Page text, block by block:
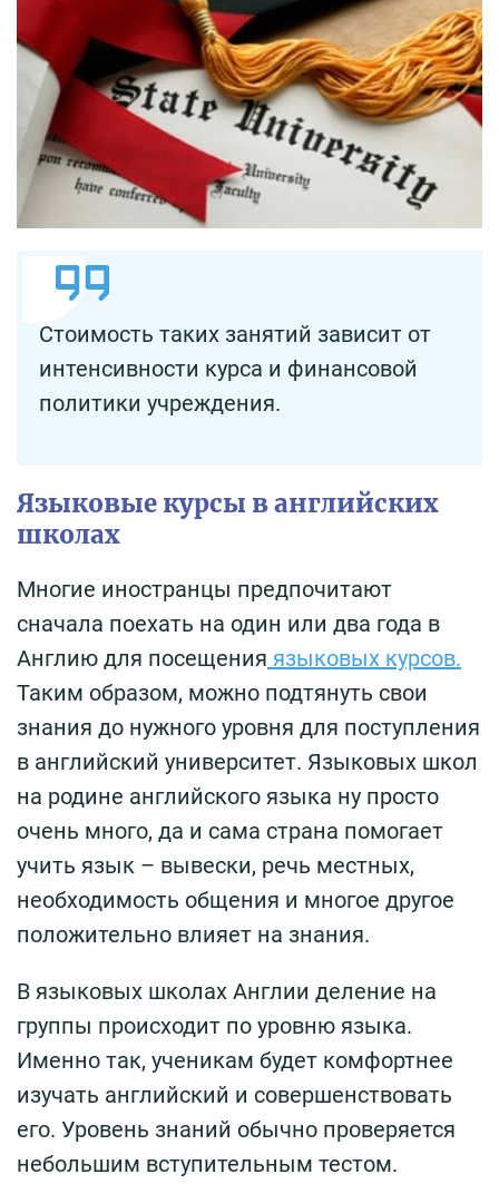
Стоимость таких занятий зависит от
интенсивности курса и финансовой
политики учреждения.
Языковые курсы в английских
школах
Многие иностранцы предпочитают
сначала поехать на один или два года в
Англию для посещения языковых курсов.
Таким образом, можно подтянуть свои
знания до нужного уровня для поступления
в английский университет. Языковых школ
на родине английского языка ну просто
очень много, да и сама страна помогает
учить язык – вывески, речь местных,
необходимость общения и многое другое
положительно влияет на знания.
В языковых школах Англии деление на
группы происходит по уровню языка.
Именно так, ученикам будет комфортнее
изучать английский и совершенствовать
его. Уровень знаний обычно проверяется
небольшим вступительным тестом.